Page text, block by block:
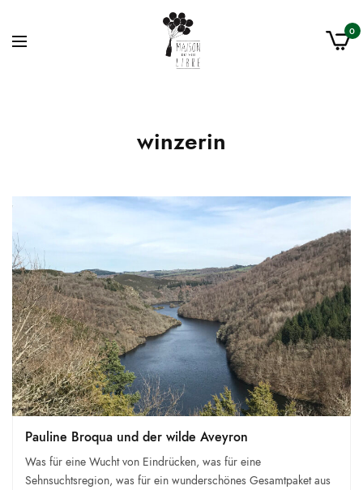
0
winzerin
Pauline Broqua und der wilde Aveyron
Was für eine Wucht von Eindrücken, was für eine
Sehnsuchtsregion, was für ein wunderschönes Gesamtpaket aus